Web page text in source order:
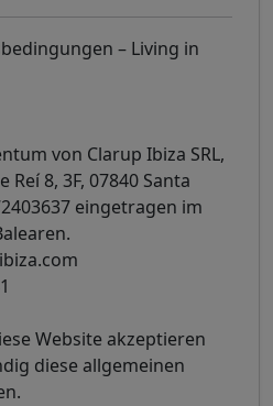
– Living in
von Clarup Ibiza SRL,
8, 3F, 07840 Santa
eingetragen im
Website akzeptieren
diese allgemeinen